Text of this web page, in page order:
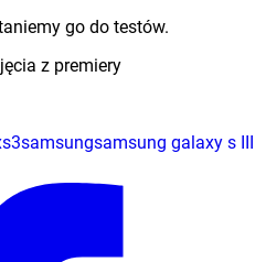
go do testów.
z premiery
s3samsungsamsung galaxy s III